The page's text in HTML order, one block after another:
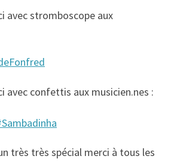
avec stromboscope aux
avec confettis aux musicien.nes :
très très spécial merci à tous les